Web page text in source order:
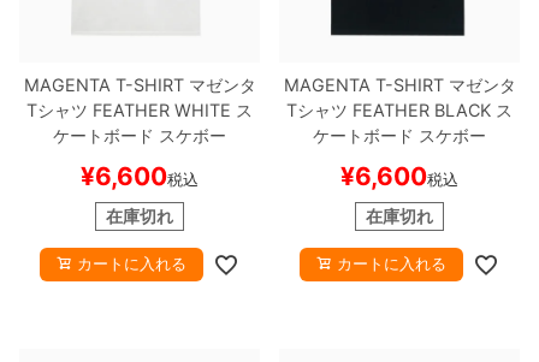
MAGENTA T-SHIRTマゼンタ
Tシャツ FEATHER WHITE ス
ケートボード スケボー
¥6,600税込
在庫切れ
カートに入れる
MAGENTA T-SHIRTマゼンタ
Tシャツ FEATHER BLACK ス
ケートボード スケボー
¥6,600税込
在庫切れ
カートに入れる